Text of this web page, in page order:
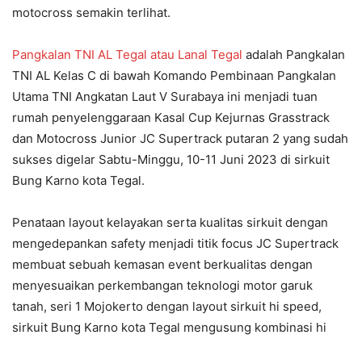
motocross semakin terlihat.
Pangkalan TNI AL Tegal atau Lanal Tegal adalah Pangkalan
TNI AL Kelas C di bawah Komando Pembinaan Pangkalan
Utama TNI Angkatan Laut V Surabaya ini menjadi tuan
rumah penyelenggaraan Kasal Cup Kejurnas Grasstrack
dan Motocross Junior JC Supertrack putaran 2 yang sudah
sukses digelar Sabtu-Minggu, 10-11 Juni 2023 di sirkuit
Bung Karno kota Tegal.
Penataan layout kelayakan serta kualitas sirkuit dengan
mengedepankan safety menjadi titik focus JC Supertrack
membuat sebuah kemasan event berkualitas dengan
menyesuaikan perkembangan teknologi motor garuk
tanah, seri 1 Mojokerto dengan layout sirkuit hi speed,
sirkuit Bung Karno kota Tegal mengusung kombinasi hi